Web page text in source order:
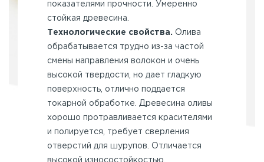
показателями прочности. Умеренно
стойкая древесина.
Технологические свойства. Олива
обрабатывается трудно из-за частой
смены направления волокон и очень
высокой твердости, но дает гладкую
поверхность, отлично поддается
токарной обработке. Древесина оливы
хорошо протравливается красителями
и полируется, требует сверления
отверстий для шурупов. Отличается
высокой износостойкостью.